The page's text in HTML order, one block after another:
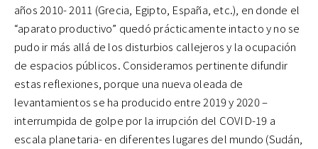
años 2010- 2011 (Grecia, Egipto, España, etc.), en donde el
“aparato productivo” quedó prácticamente intacto y no se
pudo ir más allá de los disturbios callejeros y la ocupación
de espacios públicos. Consideramos pertinente difundir
estas reflexiones, porque una nueva oleada de
levantamientos se ha producido entre 2019 y 2020 –
interrumpida de golpe por la irrupción del COVID-19 a
escala planetaria- en diferentes lugares del mundo (Sudán,